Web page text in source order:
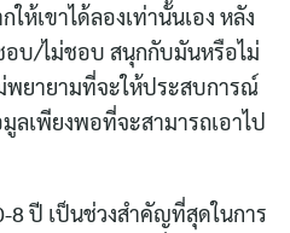
ห้เขาได้ลองเท่านั้นเอง หลัง
อบ/ไม่ชอบ สนุกกับมันหรือไม่
ยายามที่จะให้ประสบการณ์
ลเพียงพอที่จะสามารถเอาไป
8 ปี เป็นช่วงสำคัญที่สุดในการ